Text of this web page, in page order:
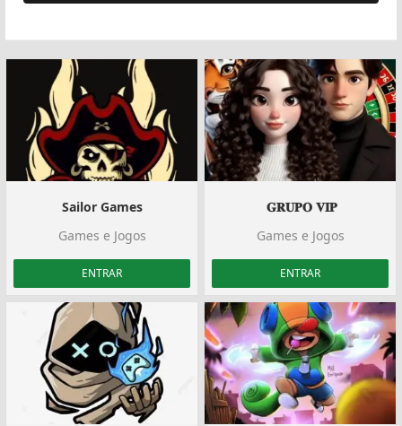
Sailor Games
Games e Jogos
ENTRAR
️ 𝐆𝐑𝐔𝐏𝐎 𝐕𝐈𝐏
Games e Jogos
ENTRAR